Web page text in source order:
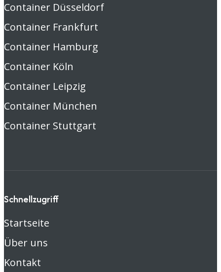
Container Düsseldorf
Container Frankfurt
Container Hamburg
Container Köln
Container Leipzig
Container München
Container Stuttgart
Schnellzugriff
Startseite
Über uns
Kontakt